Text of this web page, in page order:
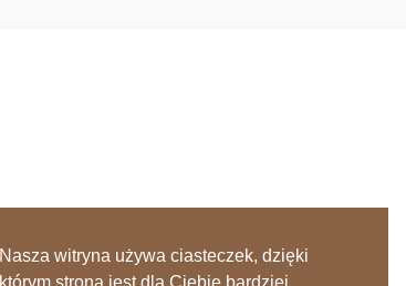
Nasza witryna używa ciasteczek, dzięki